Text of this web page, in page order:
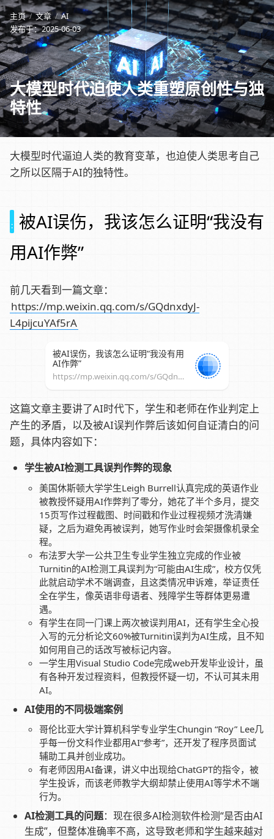
主页 文章
AI
发布于：2025-06-03
大模型时代迫使人类重塑原创性与独
特性
大模型时代逼迫人类的教育变革，也迫使人类思考自己
之所以区隔于AI的独特性。
被AI误伤，我该怎么证明“我没有
用AI作弊”
前几天看到一篇文章：
https://mp.weixin.qq.com/s/GQdnxdyJ-
L4pijcuYAf5rA
被AI误伤，我该怎么证明“我没有用
AI作弊”
https://mp.weixin.qq.com/s/GQdnxdyJ-L4pijcuYAf5rA
这篇文章主要讲了AI时代下，学生和老师在作业判定上
产生的矛盾，以及被AI误判作弊后该如何自证清白的问
题，具体内容如下：
学生被AI检测工具误判作弊的现象
美国休斯顿大学学生Leigh Burrell认真完成的英语作业
被教授怀疑用AI作弊判了零分，她花了半个多月，提交
15页写作过程截图、时间戳和作业过程视频才洗清嫌
疑，之后为避免再被误判，她写作业时会架摄像机录全
程。
布法罗大学一公共卫生专业学生独立完成的作业被
Turnitin的AI检测工具误判为“可能由AI生成”，校方仅凭
此就启动学术不端调查，且这类情况申诉难，举证责任
全在学生，像英语非母语者、残障学生等群体更易遭
遇。
有学生在同一门课上两次被误判用AI，还有学生全心投
入写的元分析论文60%被Turnitin误判为AI生成，且不知
如何用自己的话改写被标记内容。
一学生用Visual Studio Code完成web开发毕业设计，虽
有各种开发过程资料，但教授怀疑一切，不认可其未用
AI。
AI使用的不同极端案例
哥伦比亚大学计算机科学专业学生Chungin “Roy” Lee几
乎每一份文科作业都用AI“参考”，还开发了程序员面试
辅助工具并创业成功。
有老师因用AI备课，讲义中出现给ChatGPT的指令，被
学生投诉，而该老师教学大纲却禁止使用AI等学术不端
行为。
AI检测工具的问题：现在很多AI检测软件检测“是否由AI
生成”，但整体准确率不高，这导致老师和学生越来越对